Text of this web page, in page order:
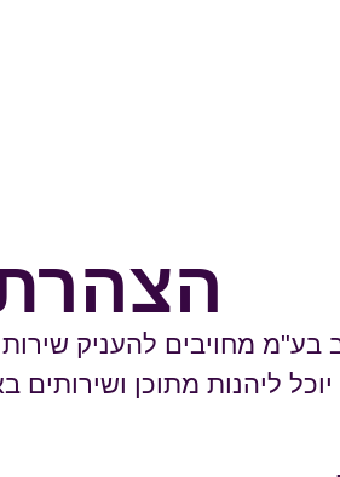
בע"מ מחויבים להעניק
ליהנות מתוכן